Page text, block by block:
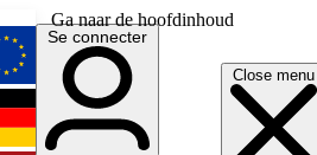
Ga naar de hoofdinhoud
Close menu
English
Deutsch
Se connecter